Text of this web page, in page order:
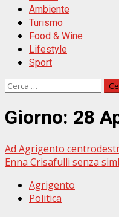
Ambiente
Turismo
Food & Wine
Lifestyle
Sport
Ricerca
Giorno: 28
Ad Agrigento
Enna Crisafulli senza
Agrigento
Politica